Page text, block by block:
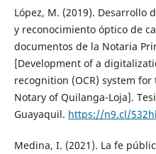
López, M. (2019). Desarrollo
y reconocimiento óptico de
documentos de la Notaria
[Development of a
recognition (OCR) system
Notary of Quilanga-Loja].
Guayaquil. https://n9.cl/
Medina, I. (2021). La fe